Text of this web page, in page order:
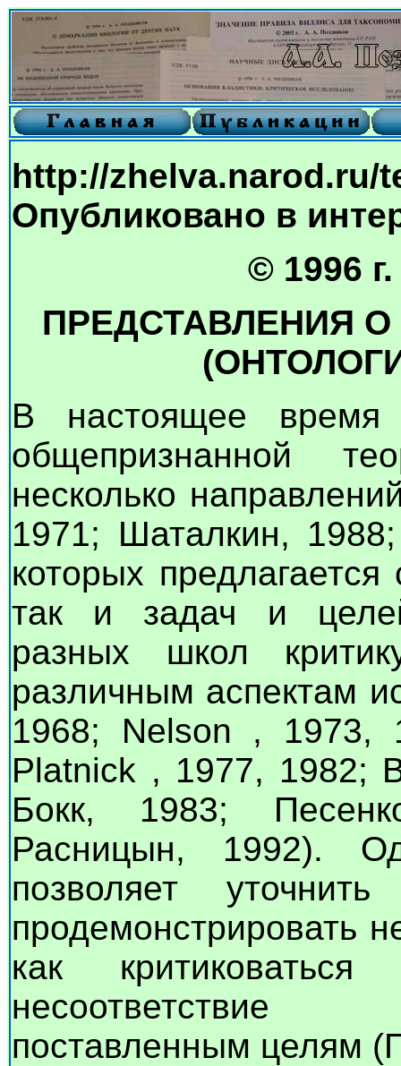
http://zhelva.narod.ru/
Опубликовано в
© 1996
ПРЕДСТАВЛЕНИЯ
В настоящее время
общепризнанной
несколько
1971; Шаталкин,
которых
так и задач и
разных школ
различным аспектам
1968; Nelson , 1973,
Platnick , 1977, 1982;
Бокк, 1983;
Расницын, 1992).
позволяет
продемонстрировать
как
несоответствие
поставленным целям